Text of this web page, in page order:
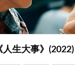
人生大事》(2022)